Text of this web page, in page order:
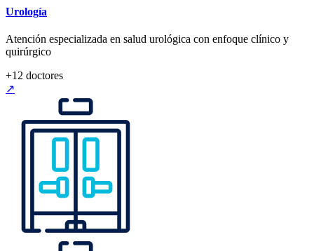
Urología
Atención especializada en salud urológica con enfoque clínico y
quirúrgico
+12 doctores
↗